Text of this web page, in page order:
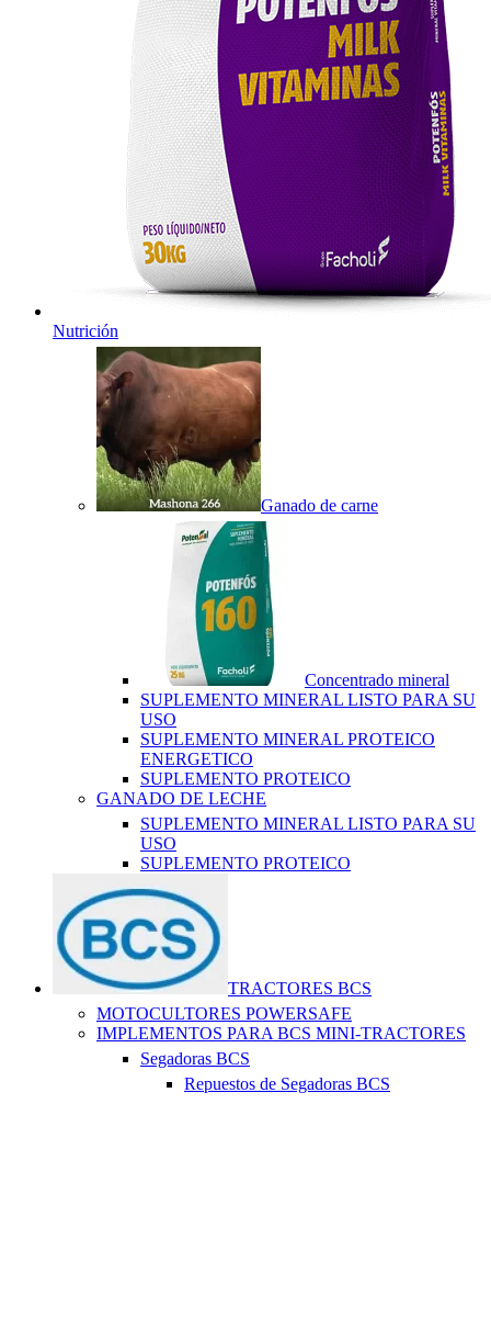
Nutrición
Ganado de carne
Concentrado mineral
SUPLEMENTO MINERAL LISTO PARA SU
USO
SUPLEMENTO MINERAL PROTEICO
ENERGETICO
SUPLEMENTO PROTEICO
GANADO DE LECHE
SUPLEMENTO MINERAL LISTO PARA SU
USO
SUPLEMENTO PROTEICO
TRACTORES BCS
MOTOCULTORES POWERSAFE
IMPLEMENTOS PARA BCS MINI-TRACTORES
Segadoras BCS
Repuestos de Segadoras BCS